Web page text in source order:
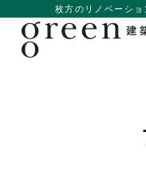
枚方のリノベーシ